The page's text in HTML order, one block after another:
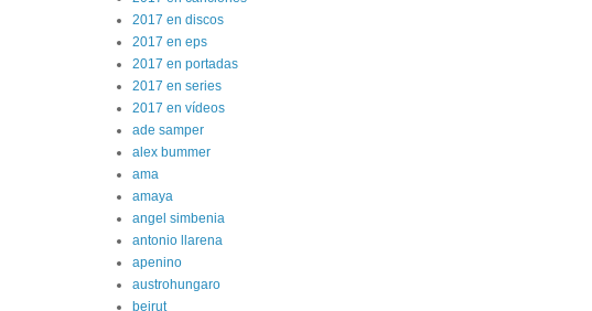
2017 en discos
2017 en eps
2017 en portadas
2017 en series
2017 en vídeos
ade samper
alex bummer
ama
amaya
angel simbenia
antonio llarena
apenino
austrohungaro
beirut